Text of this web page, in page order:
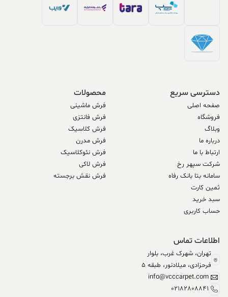
دسترسی سریع
صفحه اصلی
فروشگاه
وبلاگ
درباره ما
ارتباط با ما
شرکت سپهر رخ
سامانه بتا بانک رفاه
ثمین کارت
سبد خرید
حساب کاربری
محصولات
فرش ماشینی
فرش فانتزی
فرش کلاسیک
فرش مدرن
فرش نئوکلاسیک
فرش لاکی
فرش نقش برجسته
اطلاعات تماس
تهران، شهرک غرب، بلوار
فرحزادی، میلادنور، طبقه 5
info@vcccarpet.com
02182808841